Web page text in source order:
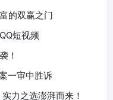
的双赢之门
短视频
！
一审中胜诉
力之选澎湃而来！